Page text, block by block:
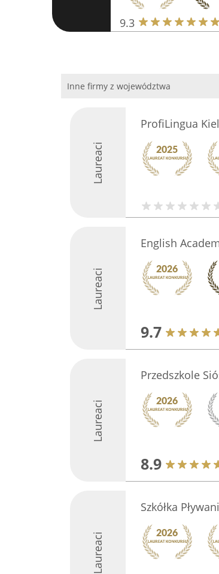
9.3
Inne firmy z województwa
Laureaci
ProfiLingua
Laureaci
English
9.7
Laureaci
Przedszkole
8.9
Laureaci
Szkółka